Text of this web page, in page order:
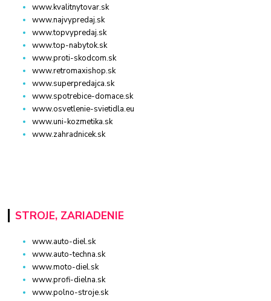
www.kvalitnytovar.sk
www.najvypredaj.sk
www.topvypredaj.sk
www.top-nabytok.sk
www.proti-skodcom.sk
www.retromaxishop.sk
www.superpredajca.sk
www.spotrebice-domace.sk
www.osvetlenie-svietidla.eu
www.uni-kozmetika.sk
www.zahradnicek.sk
STROJE, ZARIADENIE
www.auto-diel.sk
www.auto-techna.sk
www.moto-diel.sk
www.profi-dielna.sk
www.polno-stroje.sk